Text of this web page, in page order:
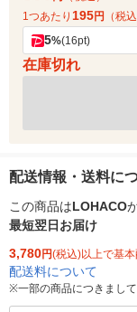
1つあたり 195円 （税込
5%(16pt)
在庫切れ
配送情報・送料に
この商品はLOHACO
最短翌日お届け
3,780円(税込)以上で基
配送料について
※一部の商品につきまし